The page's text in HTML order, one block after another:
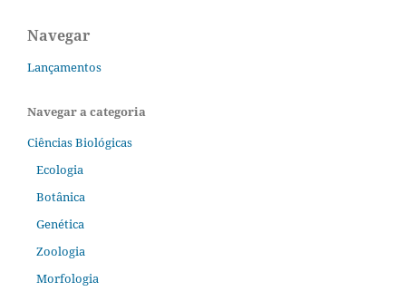
Navegar
Lançamentos
Navegar a categoria
Ciências Biológicas
Ecologia
Botânica
Genética
Zoologia
Morfologia